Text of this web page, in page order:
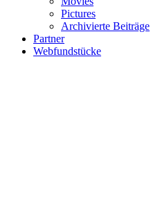
Pictures
Archivierte Beiträge
Partner
Webfundstücke